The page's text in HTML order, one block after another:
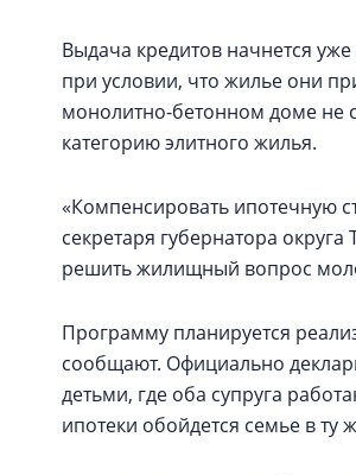
Выдача кредитов начнется
при условии, что жилье они
монолитно-бетонном доме не
категорию элитного жилья.
«Компенсировать ипотечную
секретаря губернатора
решить жилищный вопрос
Программу планируется
сообщают. Официально
детьми, где оба супруга
ипотеки обойдется семье в